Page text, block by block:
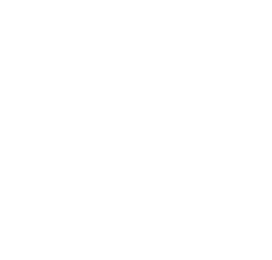
erhalten!